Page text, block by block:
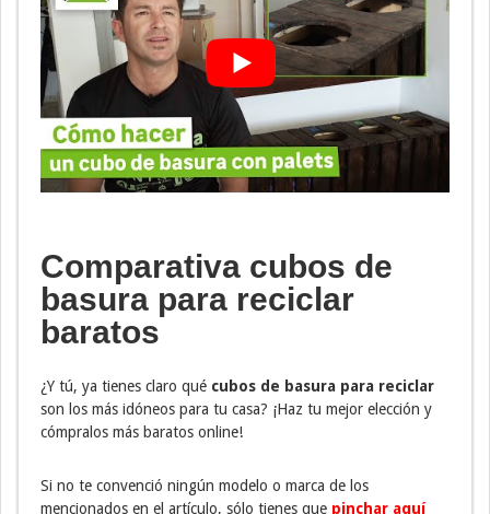
Comparativa cubos de
basura para reciclar
baratos
¿Y tú, ya tienes claro qué cubos de basura para reciclar
son los más idóneos para tu casa? ¡Haz tu mejor elección y
cómpralos más baratos online!
Si no te convenció ningún modelo o marca de los
mencionados en el artículo, sólo tienes que pinchar aquí